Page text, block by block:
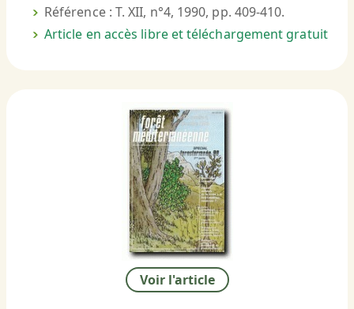
Référence : T. XII, n°4, 1990, pp. 409-410.
Article en accès libre et téléchargement gratuit
Voir l'article